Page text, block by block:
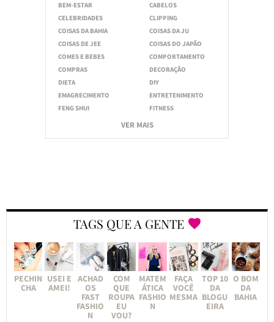
BEM-ESTAR
CABELOS
CELEBRIDADES
CLIPPING
COISAS DA BAHIA
COISAS DA JU
COISAS DE JEE
COISAS DO JAPÃO
COMES E BEBES
COMPORTAMENTO
COMPRAS
DECORAÇÃO
DIETA
DIY
EMAGRECIMENTO
ENTRETENIMENTO
FENG SHUI
FITNESS
VER MAIS
TAGS QUE A GENTE
PECHIN
CHA
USEI E
AMEI!
ACHAD
OS
FAST
FASHIO
N
COM
QUE
ROUPA
EU
VOU?
MATEM
ÁTICA
FASHIO
N
FAÇA
VOCÊ
MESMA
TOP 10
DA
BLOGU
EIRA
O BOM
DA
BAHIA